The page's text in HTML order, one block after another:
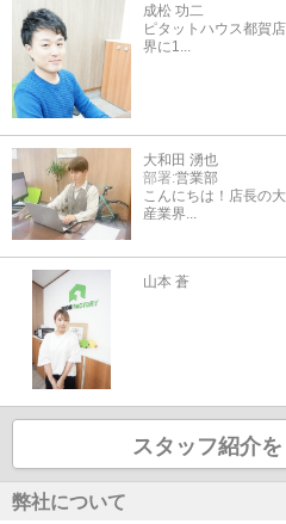
成松 功二
ピタットハウス都賀
界に1...
大和田 湧也
部署:営業部
こんにちは！店長の
産業界...
山本 蒼
スタッフ紹介
弊社について